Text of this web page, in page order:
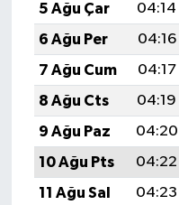
5 Ağu Çar
04:14
6 Ağu Per
04:16
7 Ağu Cum
04:17
8 Ağu Cts
04:19
9 Ağu Paz
04:20
10 Ağu Pts
04:22
11 Ağu Sal
04:23